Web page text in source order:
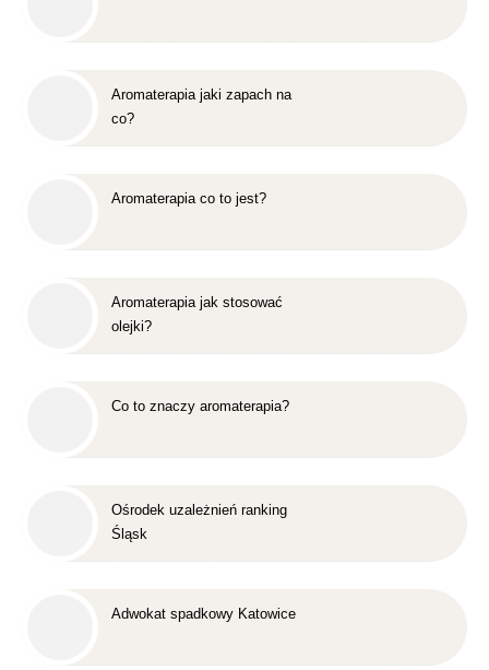
Aromaterapia jaki zapach na
co?
Aromaterapia co to jest?
Aromaterapia jak stosować
olejki?
Co to znaczy aromaterapia?
Ośrodek uzależnień ranking
Śląsk
Adwokat spadkowy Katowice